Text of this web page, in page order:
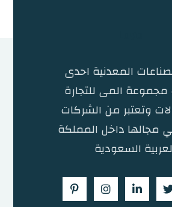
المعدنية احدى
المى للتجارة
وتعتبر من الشركات
مجالها داخل المملكة
السعودية